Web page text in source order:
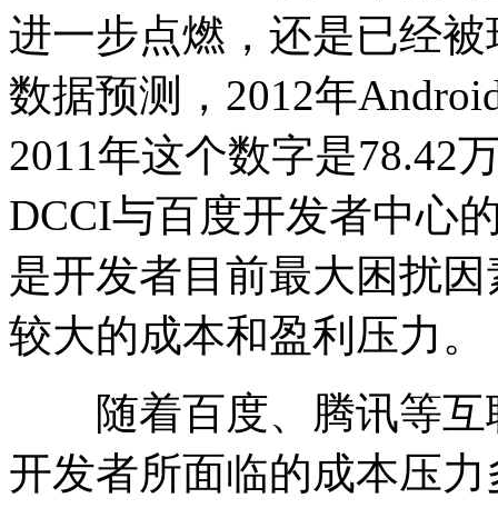
进一步点燃，还是已经
数据预测，2012年
2011年这个数字是78.42
DCCI与百度开发者中心
是开发者目前最大困扰
较大的成本和盈利压力。
随着百度、腾讯等互
开发者所面临的成本压